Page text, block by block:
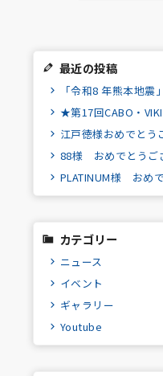
最近の投稿
「令和8 年熊本地
★第17回CABO・
江戸徳様おめでとう
88様 おめでとうご
PLATINUM様 おめ
カテゴリー
ニュース
イベント
ギャラリー
Youtube